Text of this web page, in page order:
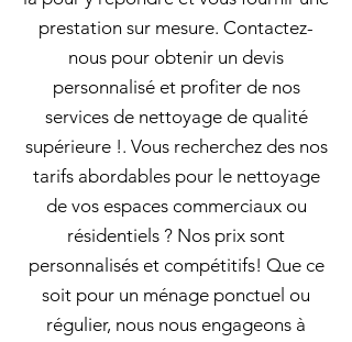
prestation sur mesure. Contactez-
nous pour obtenir un devis
personnalisé et profiter de nos
services de nettoyage de qualité
supérieure !. Vous recherchez des nos
tarifs abordables pour le nettoyage
de vos espaces commerciaux ou
résidentiels ? Nos prix sont
personnalisés et compétitifs! Que ce
soit pour un ménage ponctuel ou
régulier, nous nous engageons à